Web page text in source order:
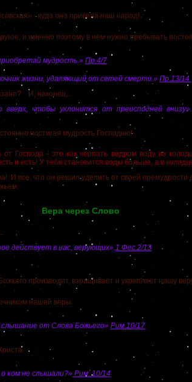
- куда она привела наш народ!
и именно поэтому в нем нужно пребывать
мудрость.» Пр.4/7
жизни, удаляющий от сетей смерти.» Пр.13/14
И, наконец,..
вверх, чтобы уклонится от преисподней внизу».
постигая мудрость Господню!
от Господа - это как черпать ведром воду из
и есть! У тебя становится воды больше, а в
все, что он решил уделить от своей премудрости
Вера через Слово
действует в нас, верующих».1 Фес.2/13
производит, взращивает и укрепляет нашу
нашей веры.
от Слова Божьего» Рим.10/17
ком не слышали?» Рим. 10/14